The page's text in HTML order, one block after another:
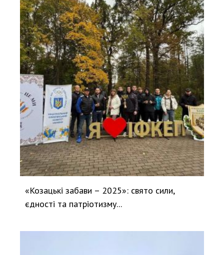
«Козацькі забави – 2025»: свято сили,
єдності та патріотизму...